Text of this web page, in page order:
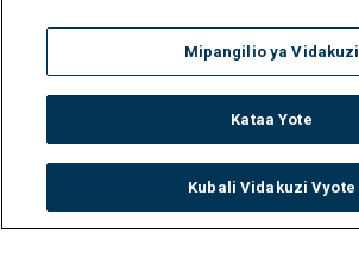
TV Guide
Mipangilio ya Vidakuzi
Kataa Yote
Kubali Vidakuzi Vyote